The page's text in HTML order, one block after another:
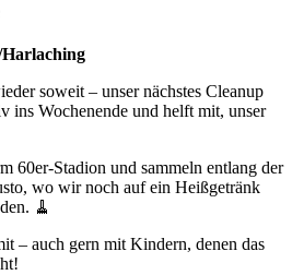
soweit – unser nächstes Cleanup
ins Wochenende und helft mit, unser
60er-Stadion und sammeln entlang der
wo wir noch auf ein Heißgetränk
🧹
– auch gern mit Kindern, denen das